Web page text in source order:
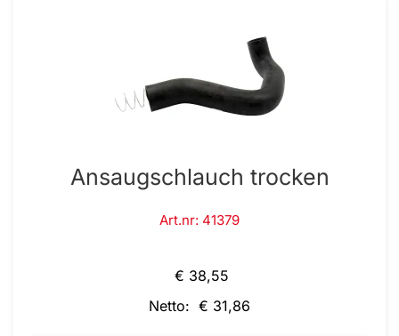
Ansaugschlauch trocken
Art.nr: 41379
€ 38,55
Netto: € 31,86